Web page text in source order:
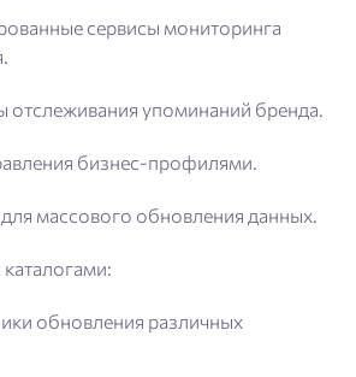
сервисы мониторинга
отслеживания упоминаний бренда.
бизнес-профилями.
массового обновления данных.
обновления различных